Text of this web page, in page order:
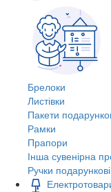
Брелоки
Листівки
Пакети
Рамки
Прапори
Інша сувенірна
Ручки подарункові